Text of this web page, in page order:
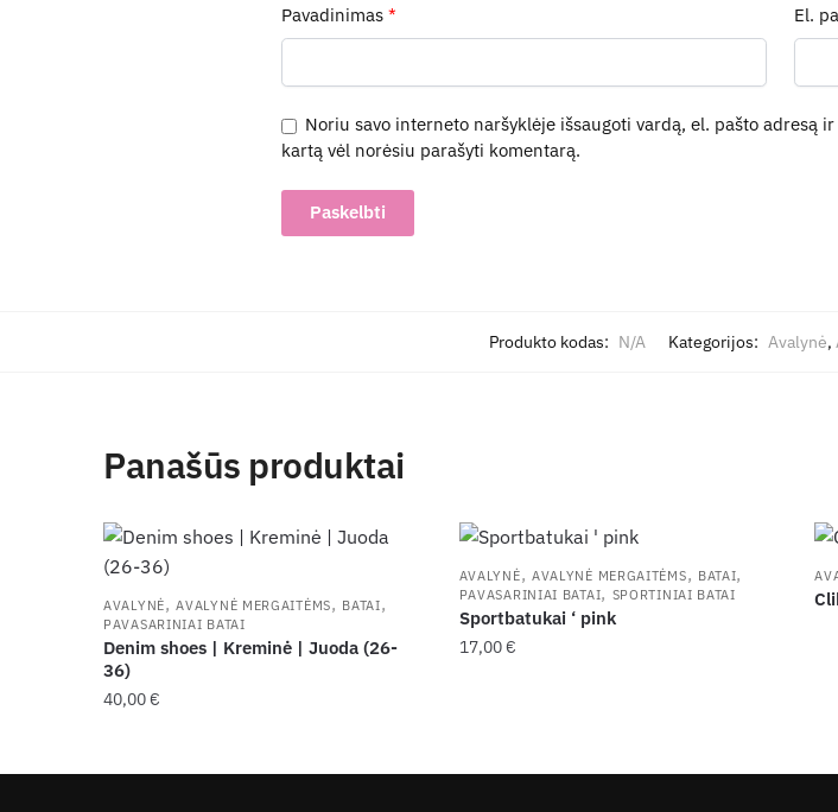
Pavadinimas * El.
Noriu savo interneto naršyklėje išsaugoti vardą, el. pašto
kartą vėl norėsiu parašyti komentarą.
Produkto kodas: N/A Kategorijos: Avalynė,
Panašūs produktai
AVALYNĖ,AVALYNĖ MERGAITĖMS, BATAI,
PAVASARINIAI BATAI
Denim shoes | Kreminė | Juoda (26-
36)
40,00€
product
AVALYNĖ, AVALYNĖ MERGAITĖMS, BATAI,
PAVASARINIAI BATAI, SPORTINIAI BATAI
Sportbatukai ‘ pink
17,00€
multiple